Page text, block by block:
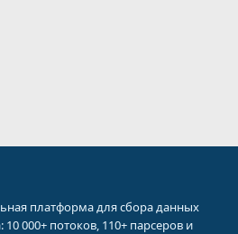
платформа для сбора данных
000+ потоков, 110+ парсеров и